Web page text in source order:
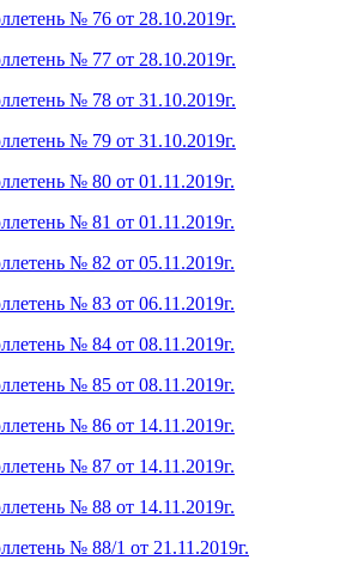
№ 76 от 28.10.2019г.
№ 77 от 28.10.2019г.
№ 78 от 31.10.2019г.
№ 79 от 31.10.2019г.
№ 80 от 01.11.2019г.
№ 81 от 01.11.2019г.
№ 82 от 05.11.2019г.
№ 83 от 06.11.2019г.
№ 84 от 08.11.2019г.
№ 85 от 08.11.2019г.
№ 86 от 14.11.2019г.
№ 87 от 14.11.2019г.
№ 88 от 14.11.2019г.
№ 88/1 от 21.11.2019г.